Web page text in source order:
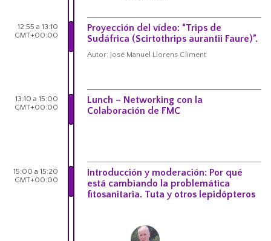
12:55 a 13:10
GMT+00:00
Proyección del vídeo: “Trips de
Sudáfrica (Scirtothrips aurantii Faure)”.
Autor: José Manuel Llorens Climent
13:10 a 15:00
GMT+00:00
Lunch – Networking con la
Colaboración de FMC
15:00 a 15:20
GMT+00:00
Introducción y moderación: Por qué
está cambiando la problemática
fitosanitaria. Tuta y otros lepidópteros